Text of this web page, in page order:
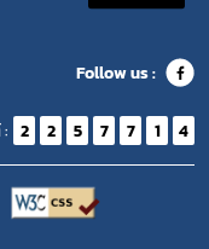
Follow us :
2 2 5 7 7 1 4